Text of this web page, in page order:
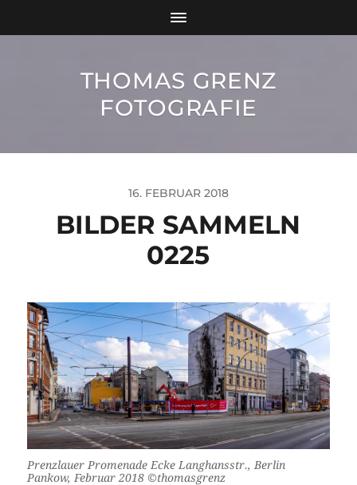
THOMAS GRENZ
FOTOGRAFIE
16. FEBRUAR 2018
BILDER SAMMELN
0225
Prenzlauer Promenade Ecke Langhansstr., Berlin
Pankow, Februar 2018 ©thomasgrenz